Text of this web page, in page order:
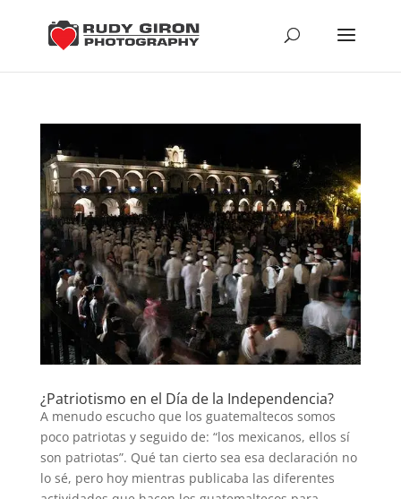
¿Patriotismo en el Día de la Independencia?
A menudo escucho que los guatemaltecos somos
poco patriotas y seguido de: “los mexicanos, ellos sí
son patriotas”. Qué tan cierto sea esa declaración no
lo sé, pero hoy mientras publicaba las diferentes